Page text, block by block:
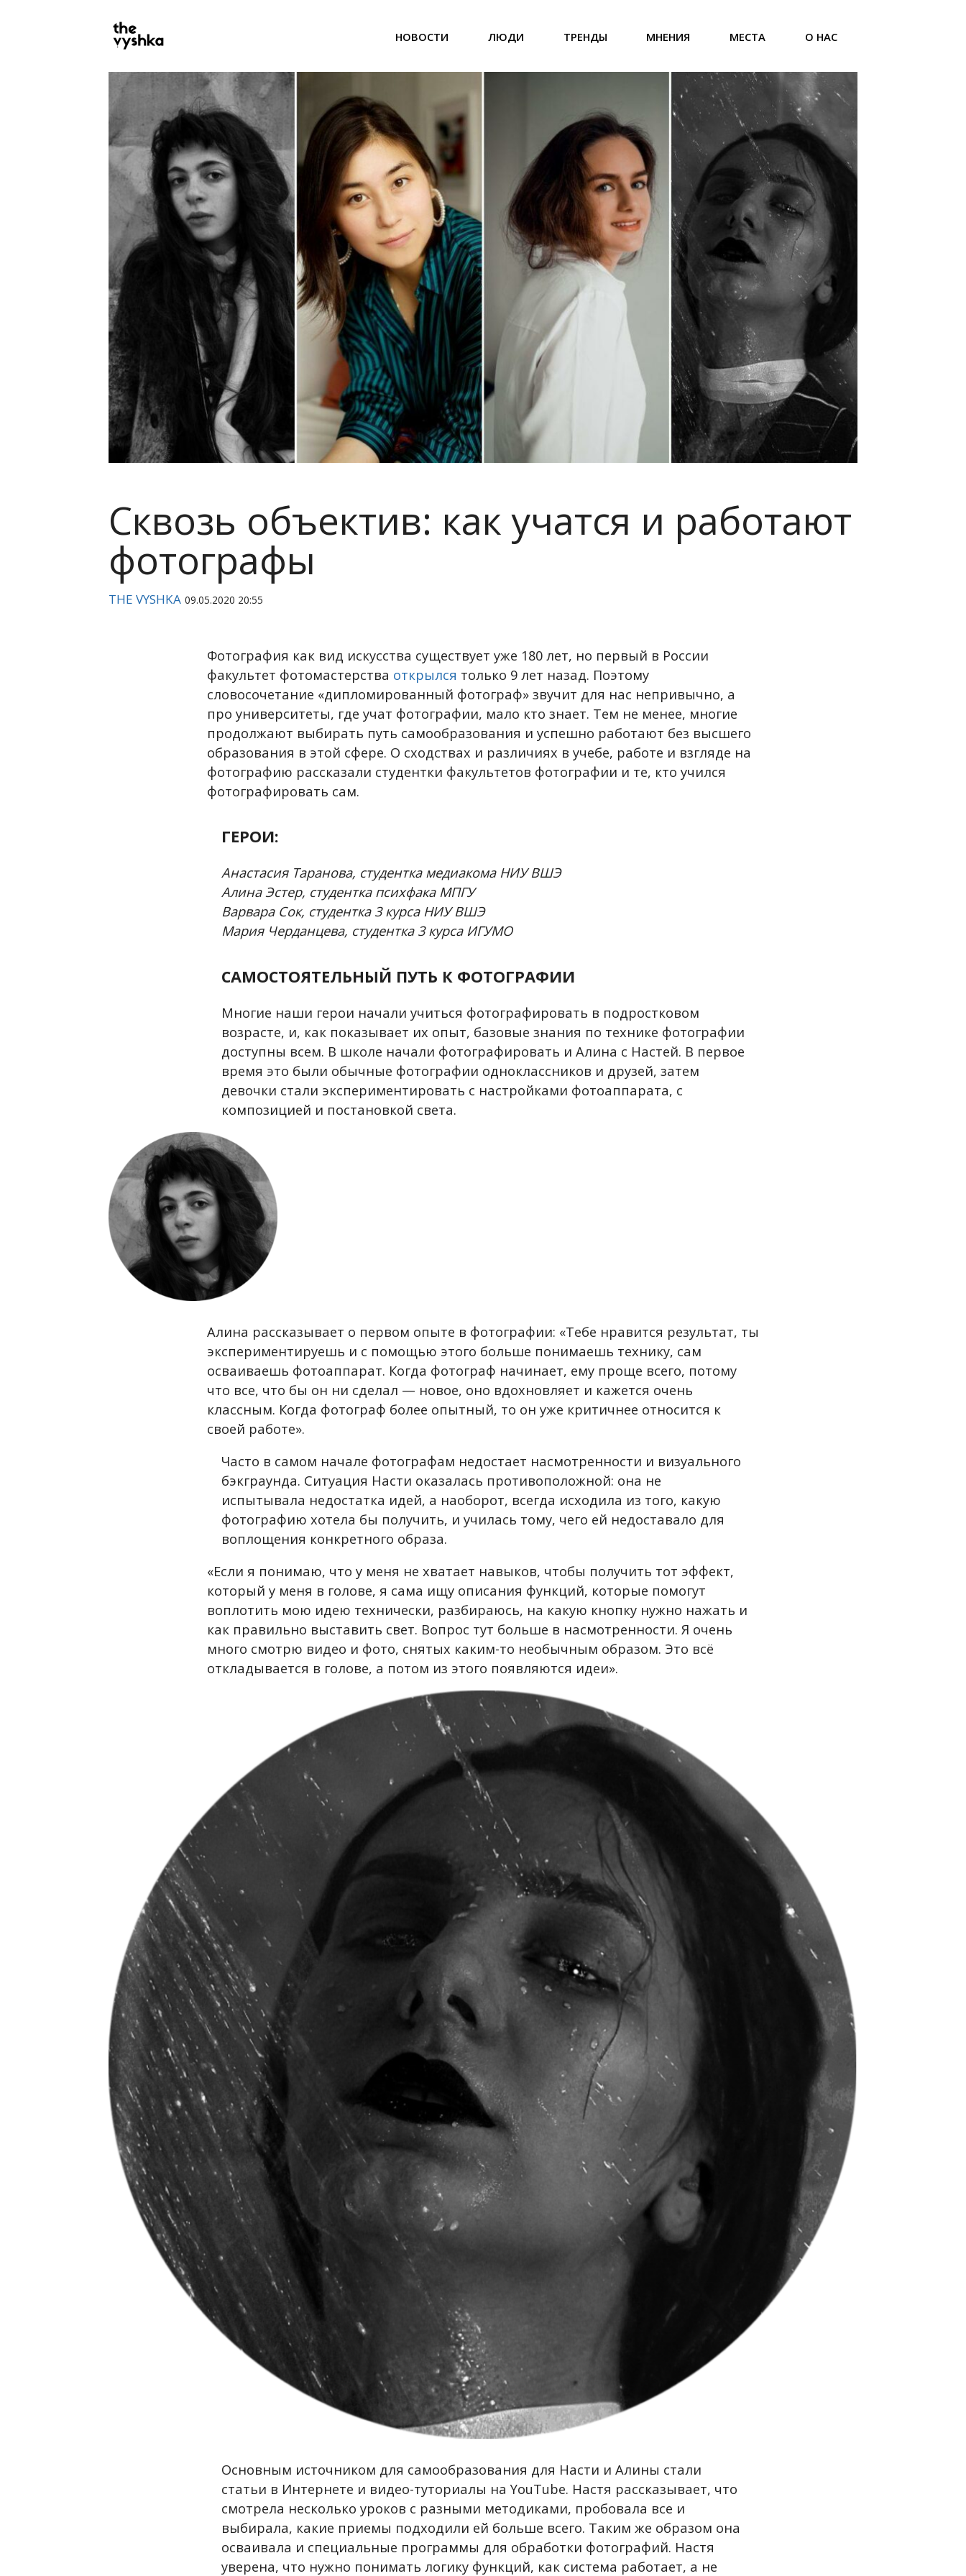
PRIMARY
NAVIGATION НОВОСТИ ЛЮДИ ТРЕНДЫ МНЕНИЯ МЕСТА О НАС
Сквозь объектив: как учатся и работают
фотографы
THE VYSHKA 09.05.2020 20:55
Фотография как вид искусства существует уже 180 лет, но первый в России
факультет фотомастерства открылся только 9 лет назад. Поэтому
словосочетание «дипломированный фотограф» звучит для нас непривычно, а
про университеты, где учат фотографии, мало кто знает. Тем не менее, многие
продолжают выбирать путь самообразования и успешно работают без высшего
образования в этой сфере. О сходствах и различиях в учебе, работе и взгляде на
фотографию рассказали студентки факультетов фотографии и те, кто учился
фотографировать сам.
ГЕРОИ:
Анастасия Таранова, студентка медиакома НИУ ВШЭ
Алина Эстер, студентка психфака МПГУ
Варвара Сок, студентка 3 курса НИУ ВШЭ
Мария Черданцева, студентка 3 курса ИГУМО
САМОСТОЯТЕЛЬНЫЙ ПУТЬ К ФОТОГРАФИИ
Многие наши герои начали учиться фотографировать в подростковом
возрасте, и, как показывает их опыт, базовые знания по технике фотографии
доступны всем. В школе начали фотографировать и Алина с Настей. В первое
время это были обычные фотографии одноклассников и друзей, затем
девочки стали экспериментировать с настройками фотоаппарата, с
композицией и постановкой света.
Алина рассказывает о первом опыте в фотографии: «Тебе нравится результат, ты
экспериментируешь и с помощью этого больше понимаешь технику, сам
осваиваешь фотоаппарат. Когда фотограф начинает, ему проще всего, потому
что все, что бы он ни сделал — новое, оно вдохновляет и кажется очень
классным. Когда фотограф более опытный, то он уже критичнее относится к
своей работе».
Часто в самом начале фотографам недостает насмотренности и визуального
бэкграунда. Ситуация Насти оказалась противоположной: она не
испытывала недостатка идей, а наоборот, всегда исходила из того, какую
фотографию хотела бы получить, и училась тому, чего ей недоставало для
воплощения конкретного образа.
«Если я понимаю, что у меня не хватает навыков, чтобы получить тот эффект,
который у меня в голове, я сама ищу описания функций, которые помогут
воплотить мою идею технически, разбираюсь, на какую кнопку нужно нажать и
как правильно выставить свет. Вопрос тут больше в насмотренности. Я очень
много смотрю видео и фото, снятых каким-то необычным образом. Это всё
откладывается в голове, а потом из этого появляются идеи».
Основным источником для самообразования для Насти и Алины стали
статьи в Интернете и видео-туториалы на YouTube. Настя рассказывает, что
смотрела несколько уроков с разными методиками, пробовала все и
выбирала, какие приемы подходили ей больше всего. Таким же образом она
осваивала и специальные программы для обработки фотографий. Настя
уверена, что нужно понимать логику функций, как система работает, а не